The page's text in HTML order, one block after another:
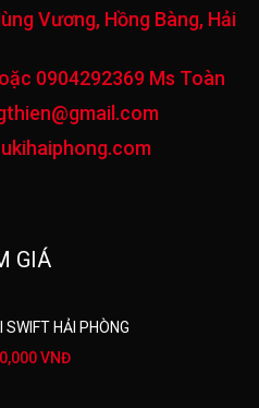
Vương, Hồng Bàng, Hải
0904292369 Ms Toàn
GIÁ
SWIFT HẢI PHÒNG
VNĐ